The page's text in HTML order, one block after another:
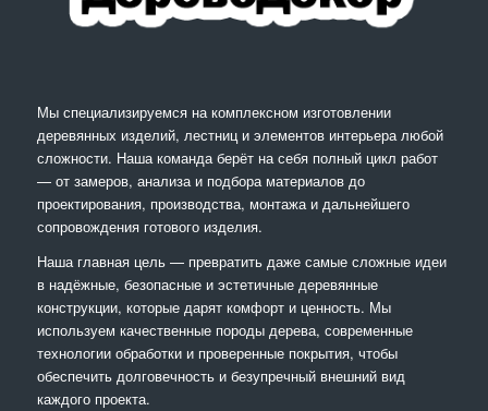
Мы специализируемся на комплексном изготовлении
деревянных изделий, лестниц и элементов интерьера любой
сложности. Наша команда берёт на себя полный цикл работ
— от замеров, анализа и подбора материалов до
проектирования, производства, монтажа и дальнейшего
сопровождения готового изделия.
Наша главная цель — превратить даже самые сложные идеи
в надёжные, безопасные и эстетичные деревянные
конструкции, которые дарят комфорт и ценность. Мы
используем качественные породы дерева, современные
технологии обработки и проверенные покрытия, чтобы
обеспечить долговечность и безупречный внешний вид
каждого проекта.